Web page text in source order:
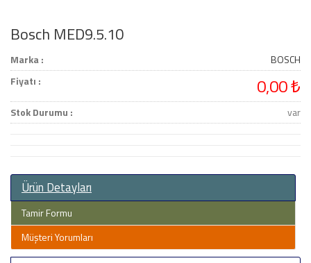
Bosch MED9.5.10
Marka :
BOSCH
Fiyatı :
0,00 ₺
Stok Durumu : var
Ürün Detayları
Tamir Formu
Müşteri Yorumları